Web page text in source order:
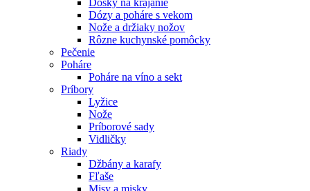
Dózy a poháre s vekom
Nože a držiaky nožov
Rôzne kuchynské pomôcky
Pečenie
Poháre
Poháre na víno a sekt
Príbory
Lyžice
Nože
Príborové sady
Vidličky
Riady
Džbány a karafy
Fľaše
Misy a misky